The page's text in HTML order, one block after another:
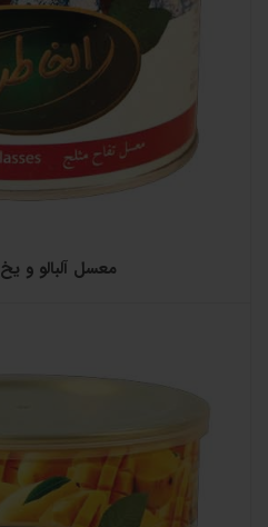
معسل آلبالو و یخ 250 گرمی